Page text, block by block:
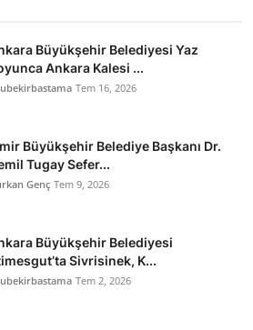
Büyükşehir Belediyesi Yaz
Ankara Kalesi ...
Tem 16, 2026
Büyükşehir Belediye Başkanı Dr.
Tugay Sefer...
Genç Tem 9, 2026
Büyükşehir Belediyesi
Sivrisinek, K...
Tem 2, 2026